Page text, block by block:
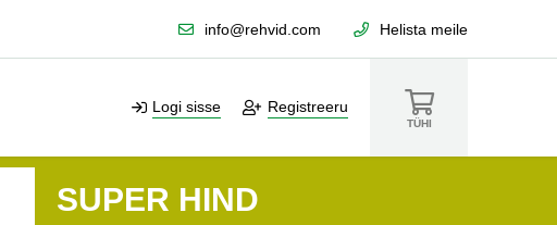
info@rehvid.com Helista meile
Logi sisse Registreeru
TÜHI
SUPER HIND